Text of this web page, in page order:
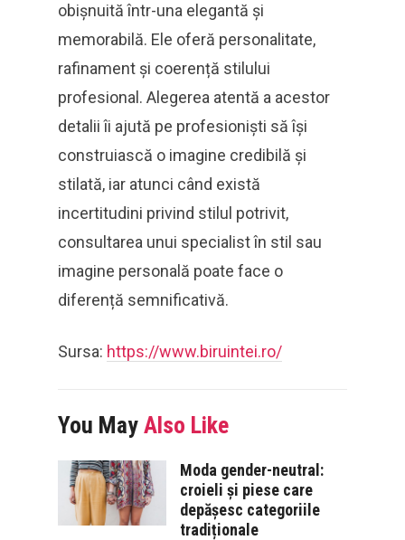
obișnuită într-una elegantă și
memorabilă. Ele oferă personalitate,
rafinament și coerență stilului
profesional. Alegerea atentă a acestor
detalii îi ajută pe profesioniști să își
construiască o imagine credibilă și
stilată, iar atunci când există
incertitudini privind stilul potrivit,
consultarea unui specialist în stil sau
imagine personală poate face o
diferență semnificativă.
Sursa: https://www.biruintei.ro/
You May Also Like
Moda gender-neutral:
croieli și piese care
depășesc categoriile
tradiționale